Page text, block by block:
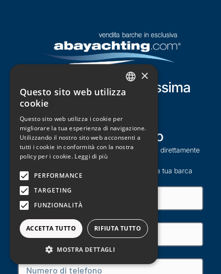
Pronto per la tua prossima
Contattaci subito
Compila il form che trovi qui sotto o chiama direttamente
lo
per sapere come ottenere la tua barca
FRENCH
GERMAN
×
Questo sito web utilizza
cookie
Questo sito web utilizza i cookie per
migliorare la tua esperienza di navigazione.
Utilizzando il nostro sito web acconsenti a
tutti i cookie in conformità con la nostra
policy per i cookie. Leggi di più
PERFORMANCE
TARGETING
FUNZIONALITÀ
ACCETTA TUTTO RIFIUTA TUTTO
MOSTRA DETTAGLI